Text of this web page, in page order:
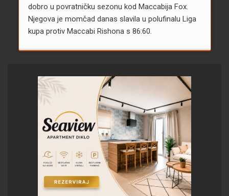
dobro u povratničku sezonu kod Maccabija Fox.
Njegova je momčad danas slavila u polufinalu Liga
kupa protiv Maccabi Rishona s 86:60.